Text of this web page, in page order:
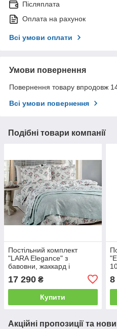
Післяплата
Оплата на рахунок
Всі умови оплати
Умови повернення
Повернення товару впродовж
Всі умови повернення
Подібні товари компанії
Постільний комплект
"LARA Elegance" з
бавовни, жаккард і
двоспальний - євро,
240*260
17 290 ₴
Купити
8
Акційні пропозиції та